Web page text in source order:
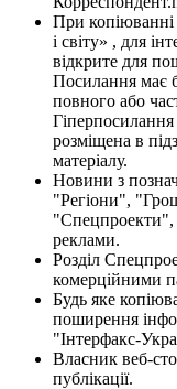
При копіюванні
і світу» , для
відкрите для
Посилання має
повного або
розміщена в
матеріалу.
Новини з
"Регіони",
"Спецпроекти",
реклами.
Розділ
комерційними
Будь яке
поширення
"Інтерфакс-
Власник веб-
публікації.